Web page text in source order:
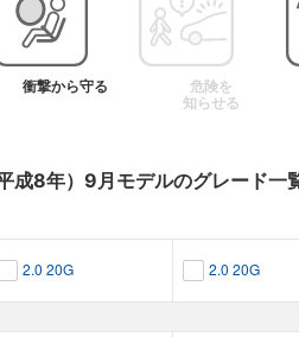
衝撃から守る 危険を
知らせる
成8年）9月 モデルのグレード一
2.0 20G 2.0 20G